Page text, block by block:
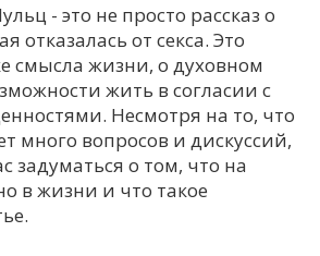
- это не просто рассказ о
отказалась от секса. Это
смысла жизни, о духовном
жить в согласии с
Несмотря на то, что
много вопросов и дискуссий,
задуматься о том, что на
в жизни и что такое